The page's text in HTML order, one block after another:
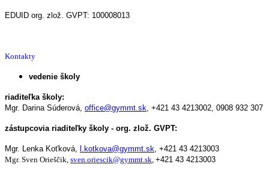
EDUID org. zlož. GVPT: 100008013
Kontakty
vedenie školy
riaditeľka školy:
Mgr. Darina Súderová, office@gymmt.sk +421 43 4213002, 0908 932 307
zástupcovia riaditeľky školy - org. zlož. GVPT:
Mgr. Lenka Koťková, l.kotkova@gymmt.sk +421 43 4213003
Mgr. Sven Orieščik, sven.oriescik@gymmt.sk +421 43 4213003